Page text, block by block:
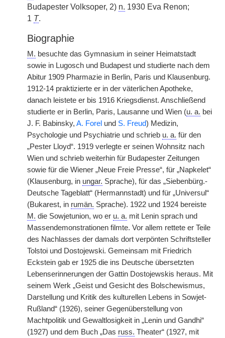
Budapester Volksoper, 2) n. 1930 Eva Renon;
1 T.
Biographie
M. besuchte das Gymnasium in seiner Heimatstadt
sowie in Lugosch und Budapest und studierte nach dem
Abitur 1909 Pharmazie in Berlin, Paris und Klausenburg.
1912-14 praktizierte er in der väterlichen Apotheke,
danach leistete er bis 1916 Kriegsdienst. Anschließend
studierte er in Berlin, Paris, Lausanne und Wien (u. a. bei
J. F. Babinsky, A. Forel und S. Freud) Medizin,
Psychologie und Psychiatrie und schrieb u. a. für den
„Pester Lloyd“. 1919 verlegte er seinen Wohnsitz nach
Wien und schrieb weiterhin für Budapester Zeitungen
sowie für die Wiener „Neue Freie Presse“, für „Napkelet“
(Klausenburg, in ungar. Sprache), für das „Siebenbürg.-
Deutsche Tageblatt“ (Hermannstadt) und für „Universul“
(Bukarest, in rumän. Sprache). 1922 und 1924 bereiste
M. die Sowjetunion, wo er u. a. mit Lenin sprach und
Massendemonstrationen filmte. Vor allem rettete er Teile
des Nachlasses der damals dort verpönten Schriftsteller
Tolstoi und Dostojewski. Gemeinsam mit Friedrich
Eckstein gab er 1925 die ins Deutsche übersetzten
Lebenserinnerungen der Gattin Dostojewskis heraus. Mit
seinem Werk „Geist und Gesicht des Bolschewismus,
Darstellung und Kritik des kulturellen Lebens in Sowjet-
Rußland“ (1926), seiner Gegenüberstellung von
Machtpolitik und Gewaltlosigkeit in „Lenin und Gandhi“
(1927) und dem Buch „Das russ. Theater“ (1927, mit